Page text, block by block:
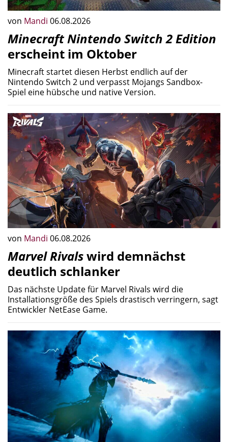
von Mandi 06.08.2026
Minecraft Nintendo Switch 2 Edition
erscheint im Oktober
Minecraft startet diesen Herbst endlich auf der
Nintendo Switch 2 und verpasst Mojangs Sandbox-
Spiel eine hübsche und native Version.
von Mandi 06.08.2026
Marvel Rivalswird demnächst
deutlich schlanker
Das nächste Update für Marvel Rivals wird die
Installationsgröße des Spiels drastisch verringern, sagt
Entwickler NetEase Game.